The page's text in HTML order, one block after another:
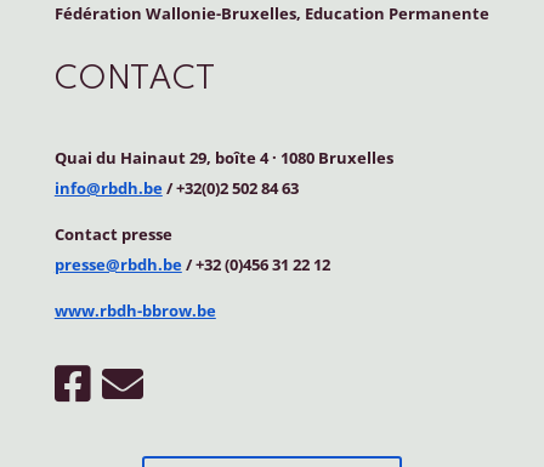
Fédération Wallonie-Bruxelles, Education Permanente
CONTACT
Quai du Hainaut 29, boîte 4· 1080 Bruxelles
info@rbdh.be/ +32(0)2 502 84 63
Contact presse
presse@rbdh.be/ +32 (0)456 31 22 12
www.rbdh-bbrow.be